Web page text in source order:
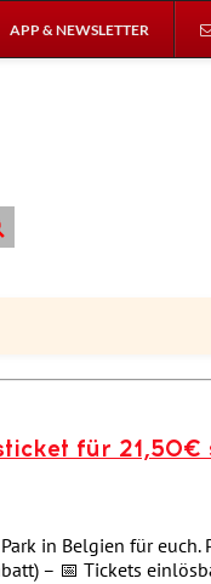
APP & NEWSLETTER
für 21,50€
in Belgien für euch.
– 📅 Tickets